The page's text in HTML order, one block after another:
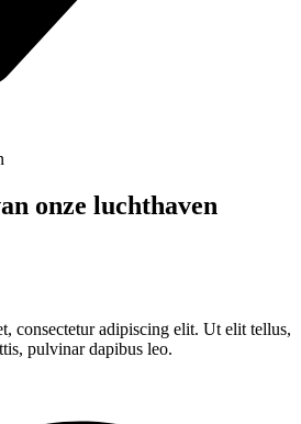
onze luchthaven
consectetur adipiscing elit. Ut elit tellus,
pulvinar dapibus leo.